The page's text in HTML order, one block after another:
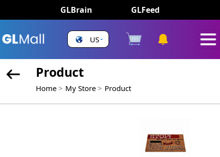
GLBrain GLFeed
US
Product
Home My Store Product